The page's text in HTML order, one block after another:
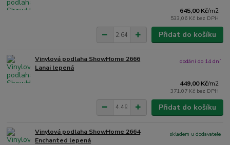
645,00 Kč/m2
533,06 Kč bez DPH
Přidat do košíku
Vinylová podlaha ShowHome 2666
Lanai lepená
449,00 Kč/m2
371,07 Kč bez DPH
dodání do 14 dní
Přidat do košíku
Vinylová podlaha ShowHome 2664
Enchanted lepená
skladem u dodavatele